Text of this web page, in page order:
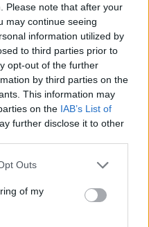
Please note that after your
may continue seeing
information utilized by
to third parties prior to
opt-out of the further
by third parties on the
This information may
on the IAB’s List of
further disclose it to other
Outs
of my
:
: